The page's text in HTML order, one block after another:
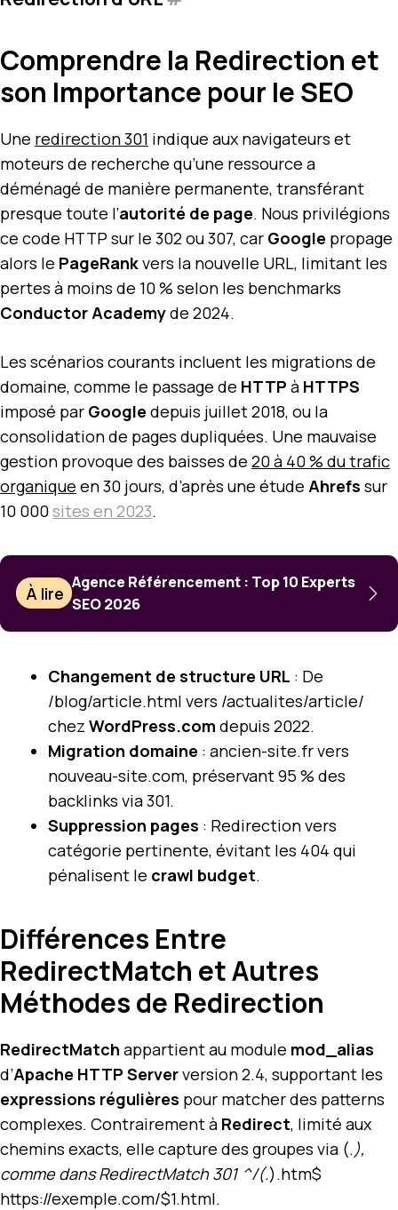
Comprendre la Redirection et
son Importance pour le SEO
Une redirection 301 indique aux navigateurs et
moteurs de recherche qu’une ressource a
déménagé de manière permanente, transférant
presque toute l’autorité de page. Nous privilégions
ce code HTTP sur le 302 ou 307, car Google propage
alors le PageRankvers la nouvelle URL, limitant les
pertes à moins de 10 % selon les benchmarks
Conductor Academyde 2024.
Les scénarios courants incluent les migrations de
domaine, comme le passage de HTTP à HTTPS
imposé par Google depuis juillet 2018, ou la
consolidation de pages dupliquées. Une mauvaise
gestion provoque des baisses de 20 à 40 % du trafic
organique en 30 jours, d’après une étude Ahrefs sur
10 000sites en 2023.
À lire
Agence Référencement : Top 10 Experts
SEO 2026
Changement de structure URL : De
/blog/article.html vers /actualites/article/
chez WordPress.com depuis 2022.
Migration domaine : ancien-site.fr vers
nouveau-site.com, préservant 95 % des
backlinks via 301.
Suppression pages : Redirection vers
catégorie pertinente, évitant les 404 qui
pénalisent le crawl budget.
Différences Entre
RedirectMatch et Autres
Méthodes de Redirection
RedirectMatch appartient au module mod_alias
d’Apache HTTP Serverversion 2.4, supportant les
expressions régulières pour matcher des patterns
complexes. Contrairement à Redirect, limité aux
chemins exacts, elle capture des groupes via (. ),
comme dans RedirectMatch 301 ^/(.).htm$
https://exemple.com/$1.html.